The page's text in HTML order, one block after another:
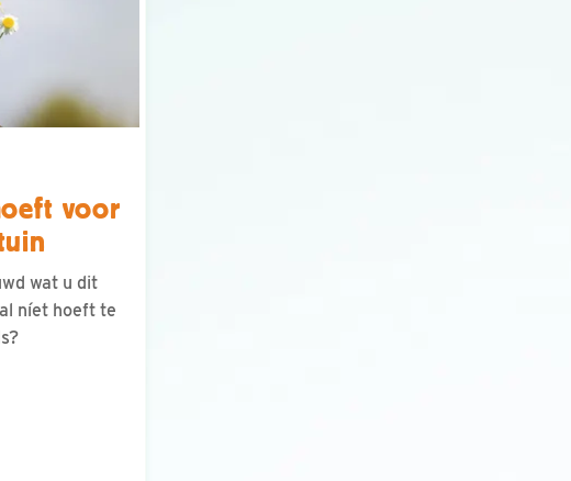
voor
wat u dit
níet hoeft te